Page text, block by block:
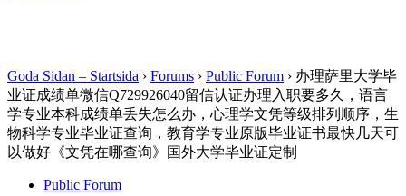
Goda Sidan – Startsida › Forums › Public Forum › 办理萨里大学毕
业证成绩单微信Q729926040留信认证办理入职要多久，语言
学专业本科成绩单丢失怎么办，心理学文凭等级排列顺序，生
物科学专业毕业证查询，教育学专业原版毕业证书最快几天可
以做好《文凭在哪查询》国外大学毕业证定制
Public Forum